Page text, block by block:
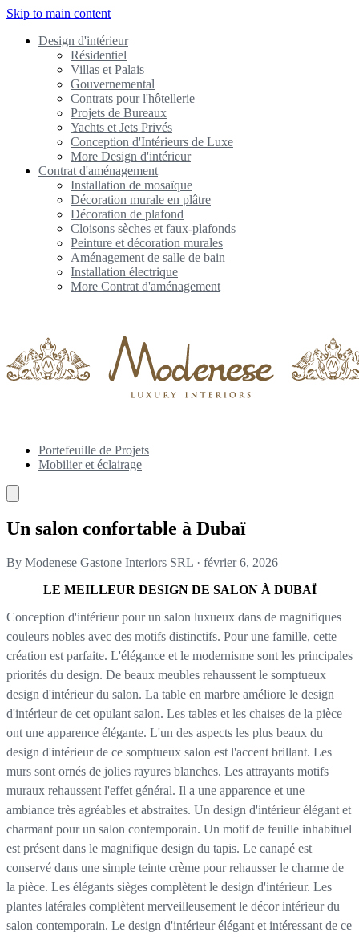
Skip to main content
Design d'intérieur
Résidentiel
Villas et Palais
Gouvernemental
Contrats pour l'hôtellerie
Projets de Bureaux
Yachts et Jets Privés
Conception d'Intérieurs de Luxe
More Design d'intérieur
Contrat d'aménagement
Installation de mosaïque
Décoration murale en plâtre
Décoration de plafond
Cloisons sèches et faux-plafonds
Peinture et décoration murales
Aménagement de salle de bain
Installation électrique
More Contrat d'aménagement
Portefeuille de Projets
Mobilier et éclairage
Un salon confortable à Dubaï
By Modenese Gastone Interiors SRL · février 6, 2026
LE MEILLEUR DESIGN DE SALON À DUBAÏ
Conception d'intérieur pour un salon luxueux dans de magnifiques
couleurs nobles avec des motifs distinctifs. Pour une famille, cette
création est parfaite. L'élégance et le modernisme sont les principales
priorités du design. De beaux meubles rehaussent le somptueux
design d'intérieur du salon. La table en marbre améliore le design
d'intérieur de cet opulant salon. Les tables et les chaises de la pièce
ont une apparence élégante. L'un des aspects les plus beaux du
design d'intérieur de ce somptueux salon est l'accent brillant. Les
murs sont ornés de jolies rayures blanches. Les attrayants motifs
muraux rehaussent l'effet général. Il a une apparence et une
ambiance très agréables et abstraites. Un design d'intérieur élégant et
charmant pour un salon contemporain. Un motif de feuille inhabituel
est présent dans le magnifique design du tapis. Le canapé est
conservé dans une simple teinte crème pour rehausser le charme de
la pièce. Les élégants sièges complètent le design d'intérieur. Les
plantes latérales complètent merveilleusement le décor intérieur du
salon contemporain. Le design d'intérieur élégant et intéressant de ce